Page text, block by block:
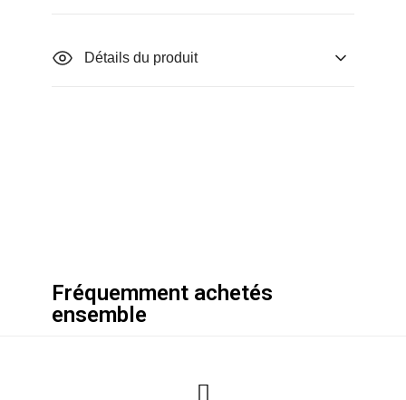
Détails du produit
Fréquemment achetés
ensemble